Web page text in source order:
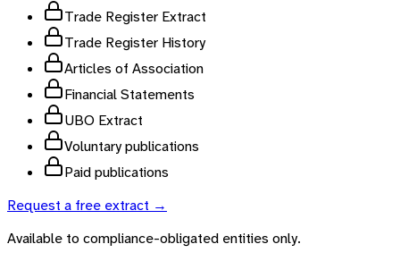
Trade Register Extract
Trade Register History
Articles of Association
Financial Statements
UBO Extract
Voluntary publications
Paid publications
Request a free extract →
Available to compliance-obligated entities only.